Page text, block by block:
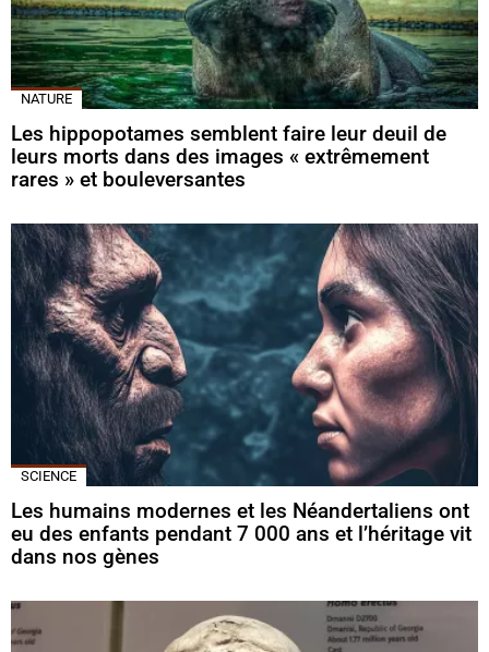
NATURE
Les hippopotames semblent faire leur deuil de
leurs morts dans des images « extrêmement
rares » et bouleversantes
SCIENCE
Les humains modernes et les Néandertaliens ont
eu des enfants pendant 7 000 ans et l’héritage vit
dans nos gènes